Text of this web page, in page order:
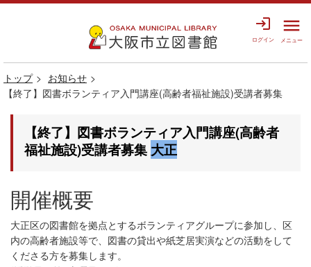
login
ログイン
menu
メニュー
トップ
お知らせ
【終了】図書ボランティア入門講座(高齢者福祉施設)受講者募集
【終了】図書ボランティア入門講座(高齢者
福祉施設)受講者募集 大正
開催概要
大正区の図書館を拠点とするボランティアグループに参加し、区
内の高齢者施設等で、図書の貸出や紙芝居実演などの活動をして
くださる方を募集します。